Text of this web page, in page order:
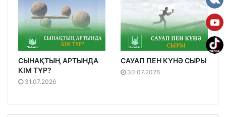
СЫНАҚТЫҢ АРТЫНДА
КІМ ТҰР?
31.07.2026
САУАП ПЕН КҮНӘ СЫРЫ
30.07.2026